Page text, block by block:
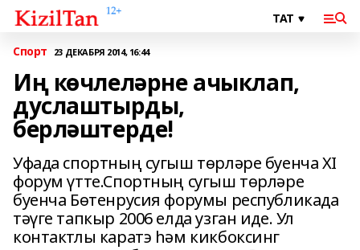
Спорт 23 ДЕКАБРЯ 2014, 16:44
Иң көчлеләрне ачыклап,
дуслаштырды,
берләштерде!
Уфада спортның сугыш төрләре буенча XI
форум үтте.Спортның сугыш төрләре
буенча Бөтенрусия форумы республикада
тәүге тапкыр 2006 елда узган иде. Ул
контактлы каратэ һәм кикбоксинг